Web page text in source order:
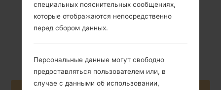
специальных пояснительных сообщениях,
которые отображаются непосредственно
перед сбором данных.
Персональные данные могут свободно
предоставляться пользователем или, в
случае с данными об использовании,